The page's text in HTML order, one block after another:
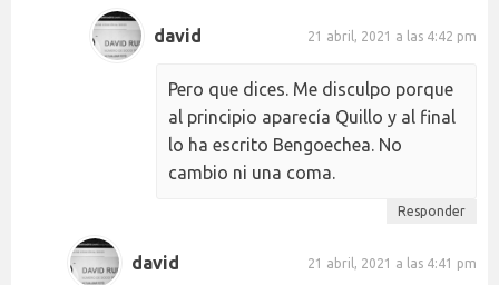
david 21 abril, 2021 a las 4:42 pm
Pero que dices. Me disculpo porque
al principio aparecía Quillo y al final
lo ha escrito Bengoechea. No
cambio ni una coma.
Responder
david 21 abril, 2021 a las 4:41 pm